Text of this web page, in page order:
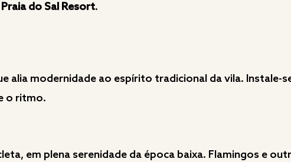
Praia do Sal Resort.
alia modernidade ao espírito tradicional da vila. Instale-
o ritmo.
em plena serenidade da época baixa. Flamingos e